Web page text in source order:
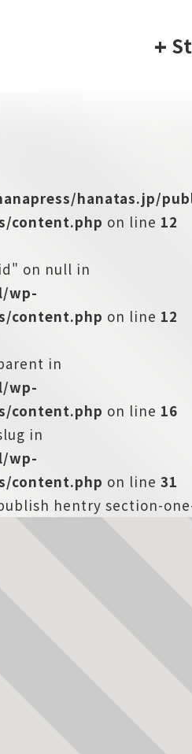
+
hanatas.jp/
content.php on line 12
on null in
wp-
content.php on line 12
in
wp-
content.php on line 16
in
wp-
content.php on line 31
hentry section-